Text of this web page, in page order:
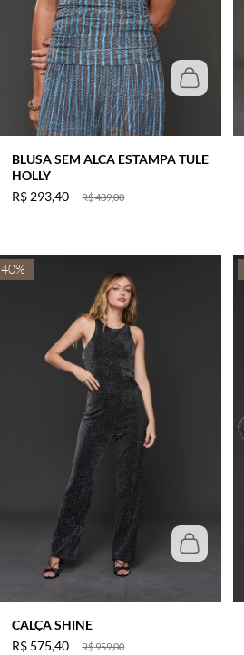
BLUSA SEM ALCA ESTAMPA TULE
HOLLY
R$489,00
R$ 293,40
40%
CALÇA SHINE
R$959,00
R$ 575,40